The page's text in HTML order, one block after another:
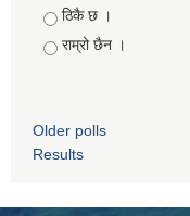
ठिकै छ ।
राम्रो छैन ।
Older polls
Results